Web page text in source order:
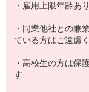
・雇用上限年齢あ
・同業他社との兼
ている方はご遠慮
・高校生の方は保
す